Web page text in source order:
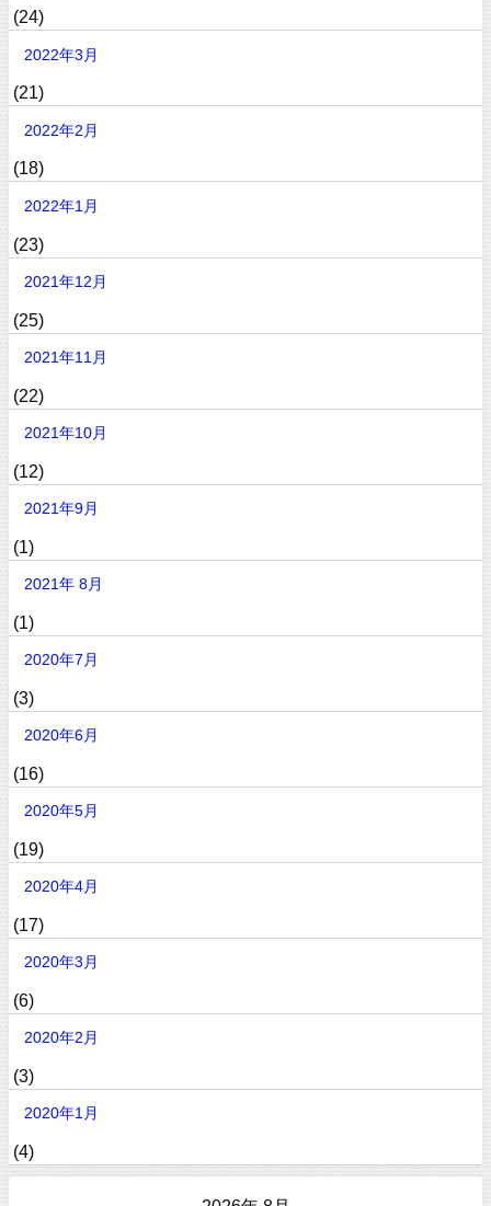
(24)
2022年3月
(21)
2022年2月
(18)
2022年1月
(23)
2021年12月
(25)
2021年11月
(22)
2021年10月
(12)
2021年9月
(1)
2021年 8月
(1)
2020年7月
(3)
2020年6月
(16)
2020年5月
(19)
2020年4月
(17)
2020年3月
(6)
2020年2月
(3)
2020年1月
(4)